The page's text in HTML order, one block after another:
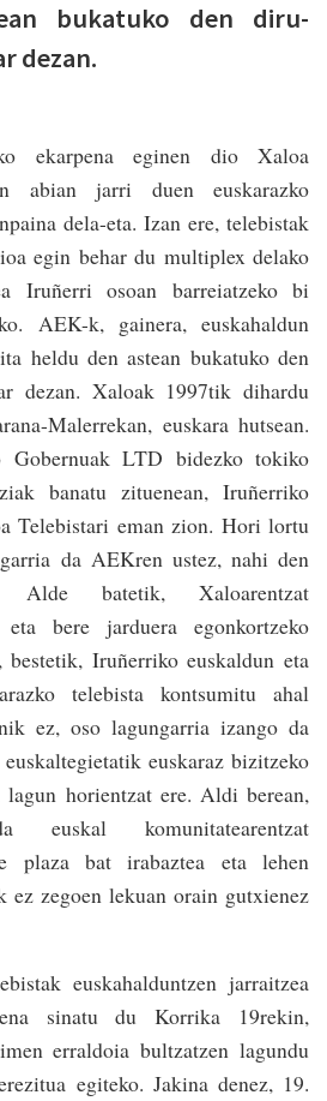
bukatuko den diru-
dezan.
ekarpena eginen dio Xaloa
abian jarri duen euskarazko
dela-eta. Izan ere, telebistak
egin behar du multiplex delako
Iruñerri osoan barreiatzeko bi
AEK-k, gainera, euskahaldun
heldu den astean bukatuko den
dezan. Xaloak 1997tik dihardu
Malerrekan, euskara hutsean.
Gobernuak LTD bidezko tokiko
banatu zituenean, Iruñerriko
Telebistari eman zion. Hori lortu
da AEKren ustez, nahi den
Alde batetik, Xaloarentzat
bere jarduera egonkortzeko
bestetik, Iruñerriko euskaldun eta
telebista kontsumitu ahal
ez, oso lagungarria izango da
euskaraz bizitzeko
lagun horientzat ere. Aldi berean,
komunitatearentzat
plaza bat irabaztea eta lehen
ez zegoen lekuan orain gutxienez
euskahalduntzen jarraitzea
sinatu du Korrika 19rekin,
erraldoia bultzatzen lagundu
egiteko. Jakina denez, 19.